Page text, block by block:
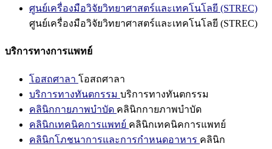
ศูนย์เครื่องมือวิจัยวิทยาศาสตร์และเทคโนโลยี (STREC)
ศูนย์เครื่องมือวิจัยวิทยาศาสตร์และเทคโนโลยี (STREC)
บริการทางการแพทย์
โอสถศาลา โอสถศาลา
บริการทางทันตกรรม บริการทางทันตกรรม
คลินิกกายภาพบำบัด คลินิกกายภาพบำบัด
คลินิกเทคนิคการแพทย์ คลินิกเทคนิคการแพทย์
คลินิกโภชนาการและการกำหนดอาหาร คลินิก